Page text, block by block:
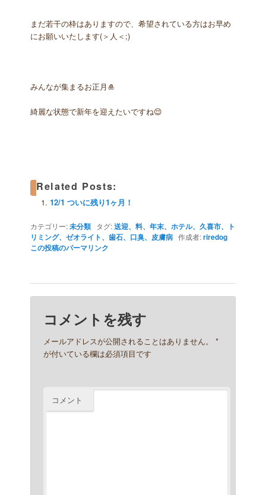
まだ若干の枠はありますので、希望されている方はお早め
にお願いいたします(＞人＜;)
みんなが集まるお正月🎍
綺麗な状態で新年を迎えたいですね😌
Related Posts:
12/1 ついに残り1ヶ月！
カテゴリー:未分類 タグ:送迎、料、年末、ホテル、久喜市、ト
リミング、ゼオライト、歯石、口臭、皮膚病 作成者:riredog
この投稿のパーマリンク
コメントを残す
メールアドレスが公開されることはありません。
*
が付いている欄は必須項目です
コメント